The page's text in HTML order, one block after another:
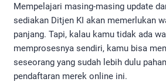
Mempelajari masing-masing update
sediakan Ditjen KI akan memerlukan
panjang. Tapi, kalau kamu tidak ada
memprosesnya sendiri, kamu bisa
seseorang yang sudah lebih dulu
pendaftaran merek online ini.